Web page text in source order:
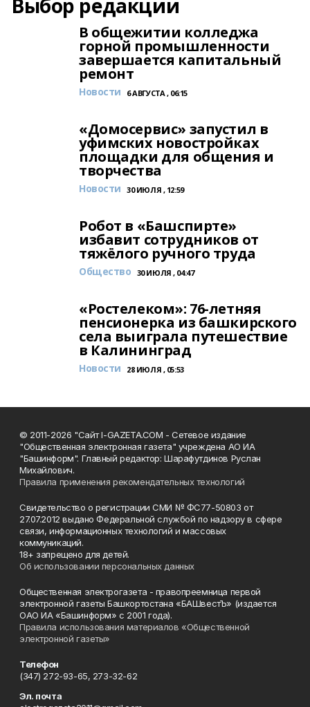
Выбор редакции
В общежитии колледжа
горной промышленности
завершается капитальный
ремонт
Новости 6 АВГУСТА , 06:15
«Домосервис» запустил в
уфимских новостройках
площадки для общения и
творчества
Новости 30 ИЮЛЯ , 12:59
Робот в «Башспирте»
избавит сотрудников от
тяжёлого ручного труда
Общество 30 ИЮЛЯ , 04:47
«Ростелеком»: 76-летняя
пенсионерка из башкирского
села выиграла путешествие
в Калининград
Новости 28 ИЮЛЯ , 05:53
© 2011-2026 "Сайт I-GAZETA.COM - Сетевое издание
"Общественная электронная газета" учреждена АО ИА
"Башинформ". Главный редактор: Шарафутдинов Руслан
Михайлович.
Правила применения рекомендательных технологий
Свидетельство о регистрации СМИ № ФС77-50803 от
27.07.2012 выдано Федеральной службой по надзору в сфере
связи, информационных технологий и массовых
коммуникаций.
18+ запрещено для детей.
Об использовании персональных данных
Общественная электрогазета - правопреемница первой
электронной газеты Башкортостана «БАШвестЪ» (издается
ОАО ИА «Башинформ» с 2001 года).
Правила использования материалов «Общественной
электронной газеты»
Телефон
(347) 272-93-65, 273-32-62
Эл. почта